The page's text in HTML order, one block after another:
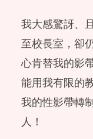
我大感驚訝、
至校長室，卻
心肯替我的影
能用我有限的
我的性影帶轉
人！